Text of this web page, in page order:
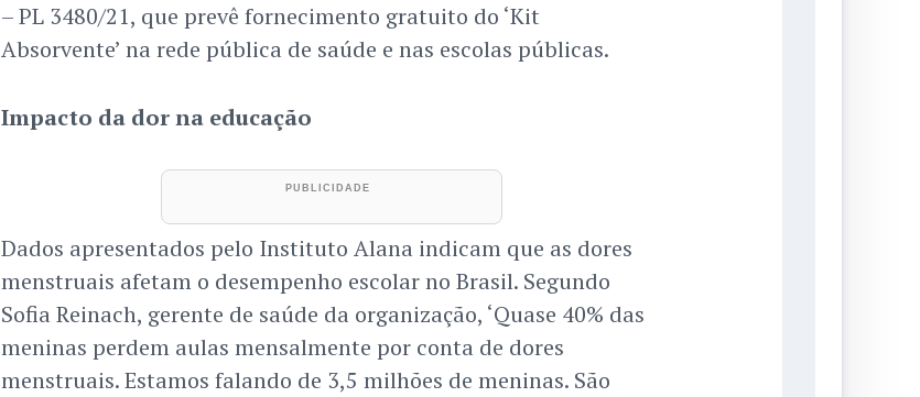
– PL 3480/21, que prevê fornecimento gratuito do ‘Kit
Absorvente’ na rede pública de saúde e nas escolas públicas.
Impacto da dor na educação
Dados apresentados pelo Instituto Alana indicam que as dores
menstruais afetam o desempenho escolar no Brasil. Segundo
Sofia Reinach, gerente de saúde da organização, ‘Quase 40% das
meninas perdem aulas mensalmente por conta de dores
menstruais. Estamos falando de 3,5 milhões de meninas. São